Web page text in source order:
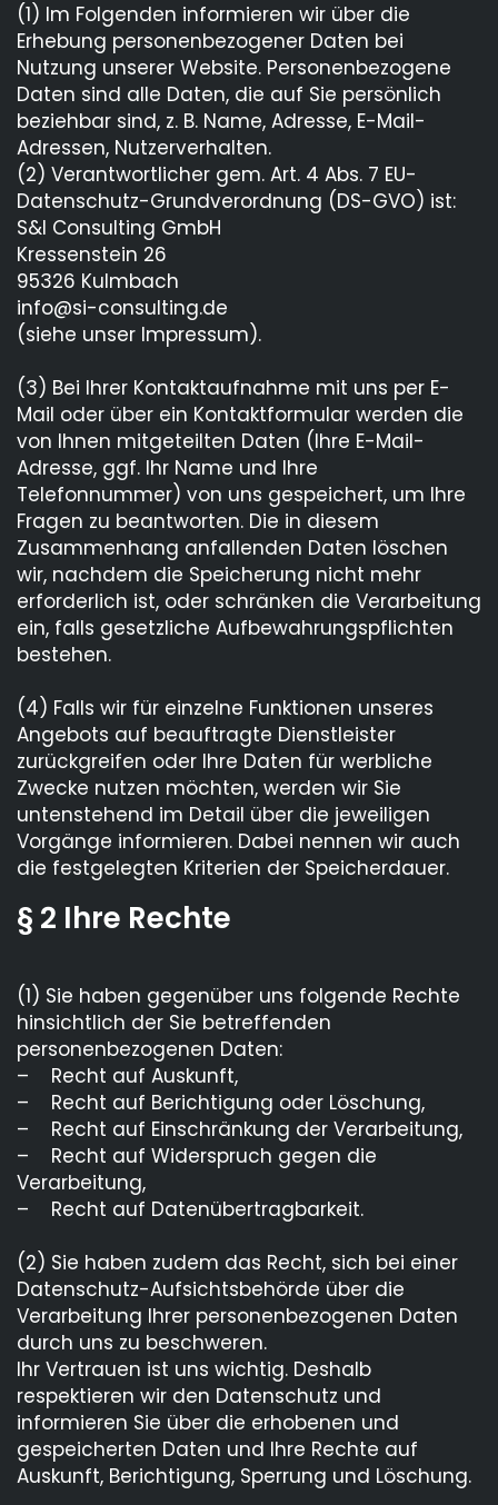
(1) Im Folgenden informieren wir über die
Erhebung personenbezogener Daten bei
Nutzung unserer Website. Personenbezogene
Daten sind alle Daten, die auf Sie persönlich
beziehbar sind, z. B. Name, Adresse, E-Mail-
Adressen, Nutzerverhalten.
(2) Verantwortlicher gem. Art. 4 Abs. 7 EU-
Datenschutz-Grundverordnung (DS-GVO) ist:
S&I Consulting GmbH
Kressenstein 26
95326 Kulmbach
info@si-consulting.de
(siehe unser Impressum).
(3) Bei Ihrer Kontaktaufnahme mit uns per E-
Mail oder über ein Kontaktformular werden die
von Ihnen mitgeteilten Daten (Ihre E-Mail-
Adresse, ggf. Ihr Name und Ihre
Telefonnummer) von uns gespeichert, um Ihre
Fragen zu beantworten. Die in diesem
Zusammenhang anfallenden Daten löschen
wir, nachdem die Speicherung nicht mehr
erforderlich ist, oder schränken die Verarbeitung
ein, falls gesetzliche Aufbewahrungspflichten
bestehen.
(4) Falls wir für einzelne Funktionen unseres
Angebots auf beauftragte Dienstleister
zurückgreifen oder Ihre Daten für werbliche
Zwecke nutzen möchten, werden wir Sie
untenstehend im Detail über die jeweiligen
Vorgänge informieren. Dabei nennen wir auch
die festgelegten Kriterien der Speicherdauer.
§ 2 Ihre Rechte
(1) Sie haben gegenüber uns folgende Rechte
hinsichtlich der Sie betreffenden
personenbezogenen Daten:
– Recht auf Auskunft,
– Recht auf Berichtigung oder Löschung,
– Recht auf Einschränkung der Verarbeitung,
– Recht auf Widerspruch gegen die
Verarbeitung,
– Recht auf Datenübertragbarkeit.
(2) Sie haben zudem das Recht, sich bei einer
Datenschutz-Aufsichtsbehörde über die
Verarbeitung Ihrer personenbezogenen Daten
durch uns zu beschweren.
Ihr Vertrauen ist uns wichtig. Deshalb
respektieren wir den Datenschutz und
informieren Sie über die erhobenen und
gespeicherten Daten und Ihre Rechte auf
Auskunft, Berichtigung, Sperrung und Löschung.